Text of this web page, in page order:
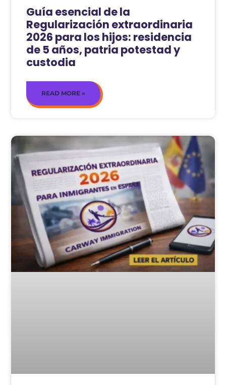
Guía esencial de la
Regularización extraordinaria
2026 para los hijos: residencia
de 5 años, patria potestad y
custodia
READ MORE »